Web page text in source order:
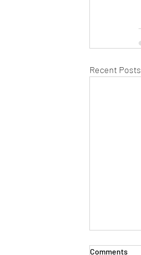
Recent Posts
Comments